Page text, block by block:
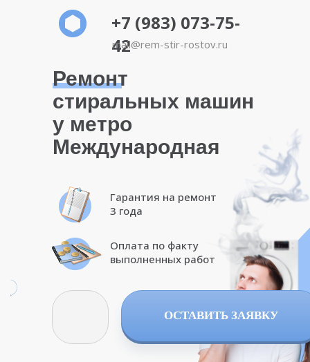
Ремонт
стиральных машин
у метро
Международная
Гарантия на ремонт
3 года
Оплата по факту
выполненных работ
+7 (983) 073-75-
42
mail@rem-stir-rostov.ru
ОСТАВИТЬ ЗАЯВКУ